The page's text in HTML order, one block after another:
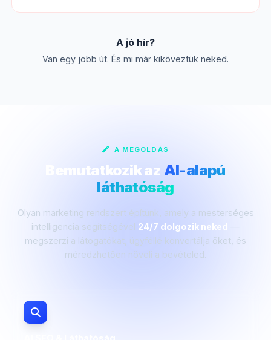
A jó hír?
Van egy jobb út. És mi már kiköveztük neked.
A MEGOLDÁS
Bemutatkozik az AI-alapú
láthatóság
Olyan marketing rendszert építünk, amely a mesterséges
intelligencia segítségével 24/7 dolgozik neked —
megszerzi a látogatókat, ügyféllé konvertálja őket, és
méredzhetően növeli a bevételed.